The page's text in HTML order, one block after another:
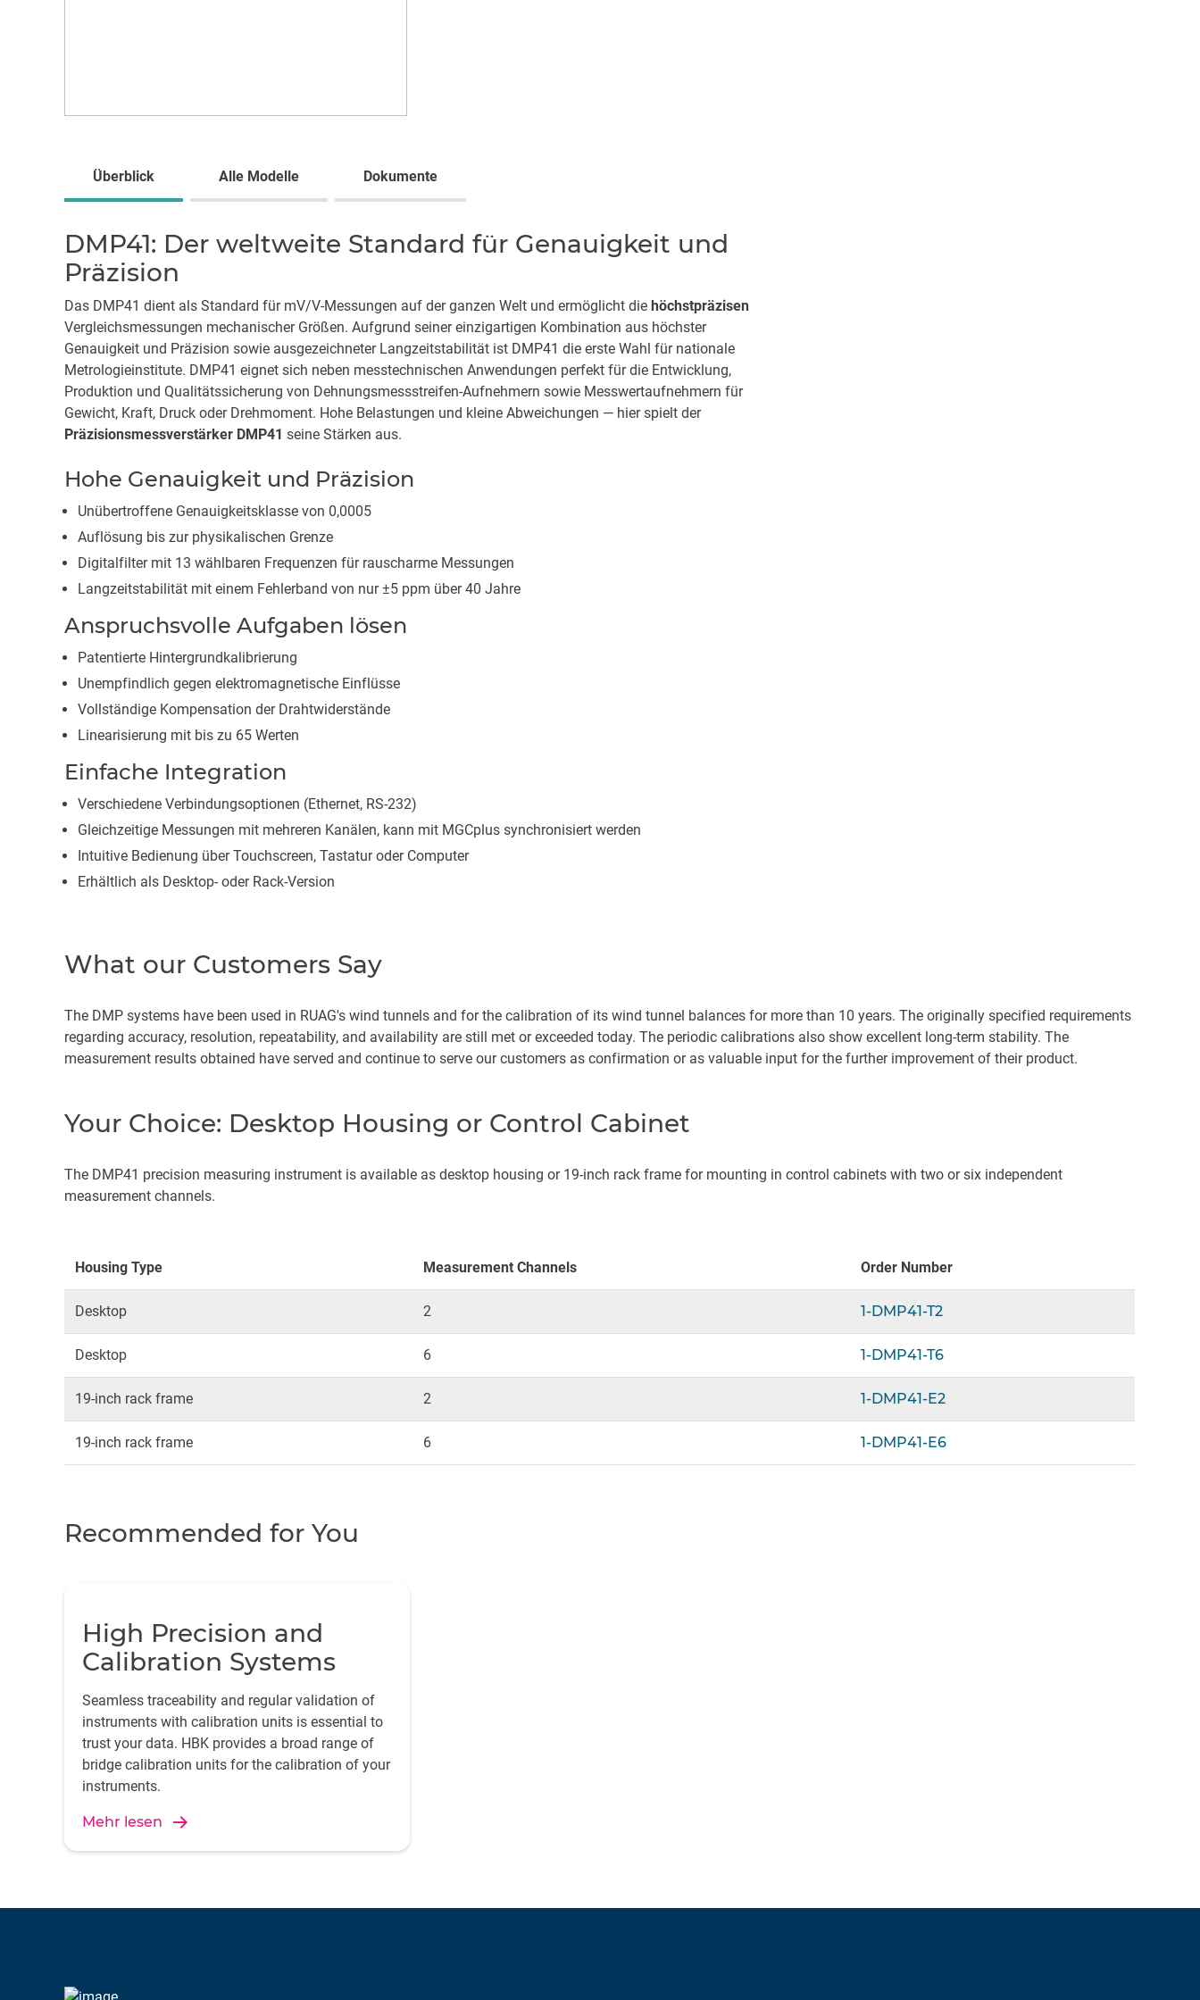
Überblick Alle Modelle Dokumente
DMP41: Der weltweite Standard für Genauigkeit und
Präzision
Das DMP41 dient als Standard für mV/V-Messungen auf der ganzen Welt und ermöglicht die höchstpräzisen
Vergleichsmessungen mechanischer Größen. Aufgrund seiner einzigartigen Kombination aus höchster
Genauigkeit und Präzision sowie ausgezeichneter Langzeitstabilität ist DMP41 die erste Wahl für nationale
Metrologieinstitute. DMP41 eignet sich neben messtechnischen Anwendungen perfekt für die Entwicklung,
Produktion und Qualitätssicherung von Dehnungsmessstreifen-Aufnehmern sowie Messwertaufnehmern für
Gewicht, Kraft, Druck oder Drehmoment. Hohe Belastungen und kleine Abweichungen — hier spielt der
Präzisionsmessverstärker DMP41 seine Stärken aus.
Hohe Genauigkeit und Präzision
Unübertroffene Genauigkeitsklasse von 0,0005
Auflösung bis zur physikalischen Grenze
Digitalfilter mit 13 wählbaren Frequenzen für rauscharme Messungen
Langzeitstabilität mit einem Fehlerband von nur ±5 ppm über 40 Jahre
Anspruchsvolle Aufgaben lösen
Patentierte Hintergrundkalibrierung
Unempfindlich gegen elektromagnetische Einflüsse
Vollständige Kompensation der Drahtwiderstände
Linearisierung mit bis zu 65 Werten
Einfache Integration
Verschiedene Verbindungsoptionen (Ethernet, RS-232)
Gleichzeitige Messungen mit mehreren Kanälen, kann mit MGCplus synchronisiert werden
Intuitive Bedienung über Touchscreen, Tastatur oder Computer
Erhältlich als Desktop- oder Rack-Version
What our Customers Say
The DMP systems have been used in RUAG's wind tunnels and for the calibration of its wind tunnel balances for more than 10 years. The originally specified requirements
regarding accuracy, resolution, repeatability, and availability are still met or exceeded today. The periodic calibrations also show excellent long-term stability. The
measurement results obtained have served and continue to serve our customers as confirmation or as valuable input for the further improvement of their product.
Your Choice: Desktop Housing or Control Cabinet
The DMP41 precision measuring instrument is available as desktop housing or 19-inch rack frame for mounting in control cabinets with two or six independent
measurement channels.
Housing Type Measurement Channels Order Number
Desktop 2 1-DMP41-T2
Desktop 6 1-DMP41-T6
19-inch rack frame 2 1-DMP41-E2
19-inch rack frame 6 1-DMP41-E6
Recommended for You
High Precision and
Calibration Systems
Seamless traceability and regular validation of
instruments with calibration units is essential to
trust your data. HBK provides a broad range of
bridge calibration units for the calibration of your
instruments.
Mehr lesen